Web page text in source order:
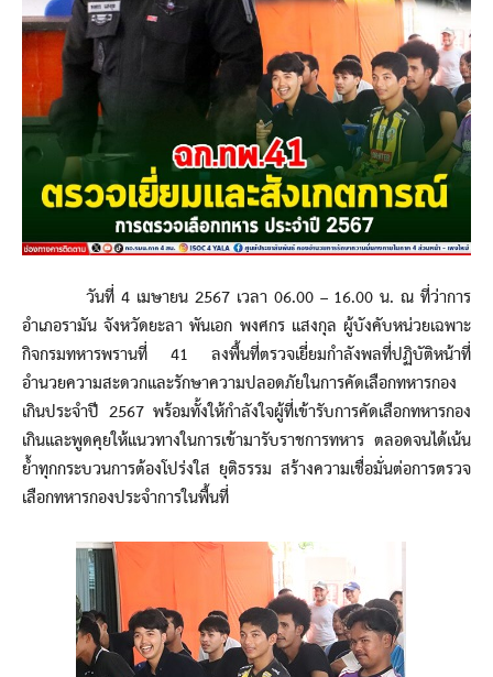
วันที่ 4 เมษายน 2567 เวลา 06.00 – 16.00 น. ณ ที่ว่าการ
อำเภอรามัน จังหวัดยะลา พันเอก พงศกร แสงกุล ผู้บังคับหน่วยเฉพาะ
กิจกรมทหารพรานที่ 41 ลงพื้นที่ตรวจเยี่ยมกำลังพลที่ปฏิบัติหน้าที่
อำนวยความสะดวกและรักษาความปลอดภัยในการคัดเลือกทหารกอง
เกินประจำปี 2567 พร้อมทั้งให้กำลังใจผู้ที่เข้ารับการคัดเลือกทหารกอง
เกินและพูดคุยให้แนวทางในการเข้ามารับราชการทหาร ตลอดจนได้เน้น
ย้ำทุกกระบวนการต้องโปร่งใส ยุติธรรม สร้างความเชื่อมั่นต่อการตรวจ
เลือกทหารกองประจำการในพื้นที่